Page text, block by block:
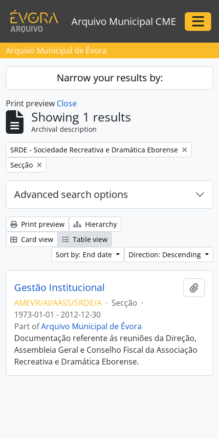
Arquivo Municipal CME
Arquivo Municipal de Évora
Narrow your results by:
Print preview Close
Showing 1 results
Archival description
Remove filter:
SRDE - Sociedade Recreativa e Dramática Eborense
Remove filter:
Secção
Advanced search options
Print preview
Hierarchy
Card view
Table view
Sort by: End date
Direction: Descending
Gestão Institucional
AMEVR/AI/AASS/SRDE/A · Secção ·
1973-01-01 - 2012-12-30
Part ofArquivo Municipal de Évora
Documentação referente ás reuniões da Direção,
Assembleia Geral e Conselho Fiscal da Associação
Recreativa e Dramática Eborense.